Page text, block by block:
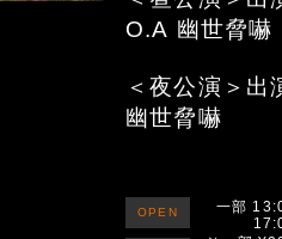
O.A 幽世脅嚇
＜夜公演＞出
幽世脅嚇
OPEN
一部